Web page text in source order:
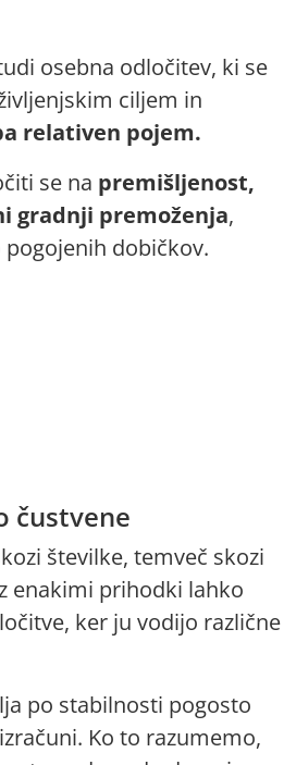
osebna odločitev, ki se
ciljem in
relativen pojem.
se na premišljenost,
gradnji premoženja,
dobičkov.
čustvene
številke, temveč skozi
enakimi prihodki lahko
ker ju vodijo različne
po stabilnosti pogosto
Ko to razumemo,